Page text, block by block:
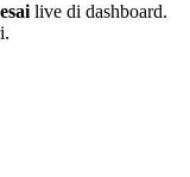
live di dashboard.